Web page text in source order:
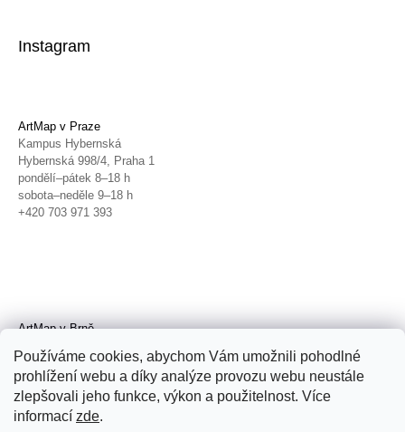
Používáme cookies, abychom Vám umožnili pohodlné
prohlížení webu a díky analýze provozu webu neustále
zlepšovali jeho funkce, výkon a použitelnost. Více
informací zde.
Instagram
ArtMap v Praze
Kampus Hybernská
Hybernská 998/4, Praha 1
pondělí–pátek 8–18 h
sobota–neděle 9–18 h
+420 703 971 393
ArtMap v Brně
Radnická 4, Brno
úterý–pátek 11–19 h
sobota 14–19 h
+420 702 152 298